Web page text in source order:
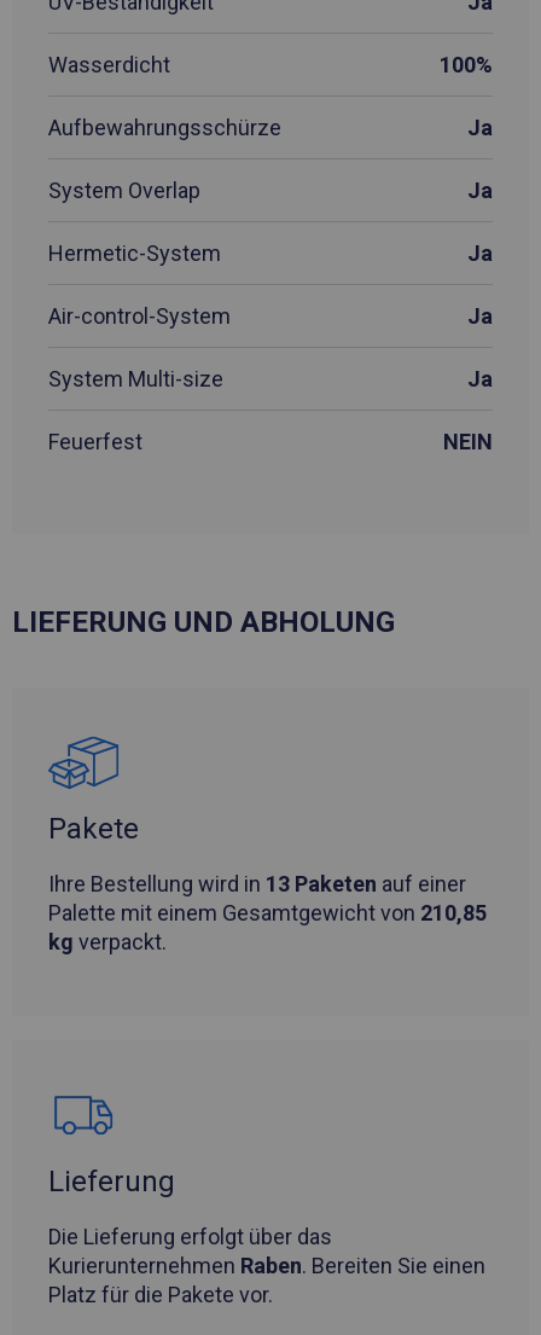
Wasserdicht 100%
Aufbewahrungsschürze Ja
System Overlap Ja
Hermetic-System Ja
Air-control-System Ja
System Multi-size Ja
Feuerfest NEIN
LIEFERUNG UND ABHOLUNG
Pakete
Ihre Bestellung wird in 13 Paketen auf einer
Palette mit einem Gesamtgewicht von 210,85
kg verpackt.
Lieferung
Die Lieferung erfolgt über das
Kurierunternehmen Raben. Bereiten Sie einen
Platz für die Pakete vor.